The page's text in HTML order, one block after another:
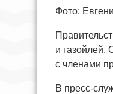
Фото:
и газойлей.
с членами
В пресс-